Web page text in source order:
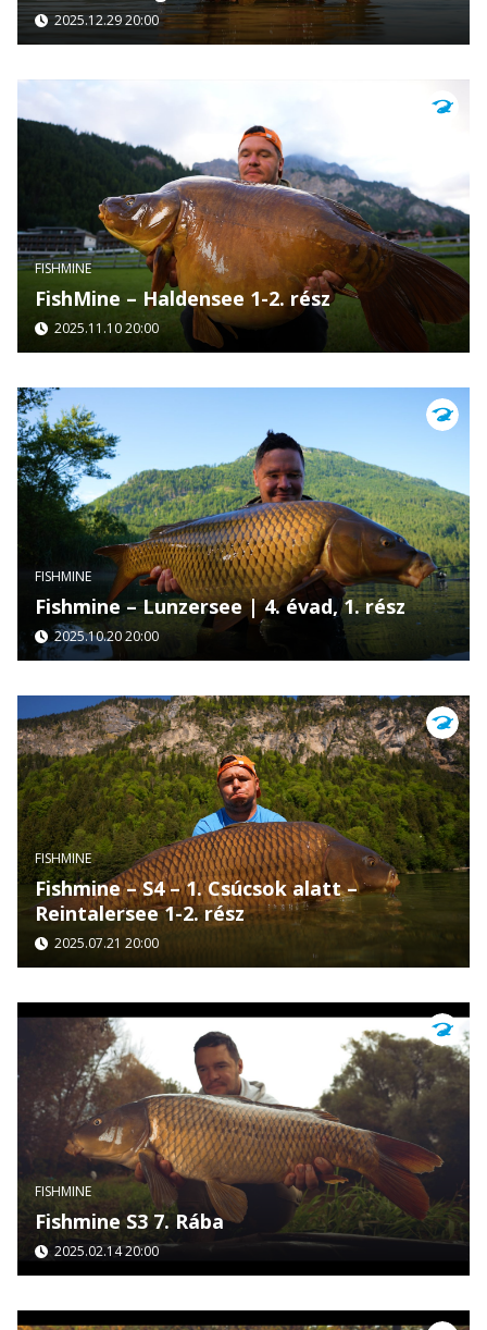
2025.12.29 20:00
FISHMINE
FishMine – Haldensee 1-2. rész
2025.11.10 20:00
FISHMINE
Fishmine – Lunzersee | 4. évad, 1. rész
2025.10.20 20:00
FISHMINE
Fishmine – S4 – 1. Csúcsok alatt –
Reintalersee 1-2. rész
2025.07.21 20:00
FISHMINE
Fishmine S3 7. Rába
2025.02.14 20:00